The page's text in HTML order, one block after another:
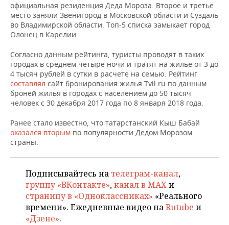
ОТКРЫТАЯ ЛЕКЦИЯ
БАСКЕТБОЛ
ВОЛЕЙБОЛ
КИБЕРСПОРТ
ФИГУРНОЕ КАТАНИЕ
ВОДНЫЕ ВИДЫ СПОРТА
ХОККЕЙ С МЯЧОМ
ИНФРАСТРУКТУРА
ИСТОРИЯ
КУЛЬТУРА
МЕДИЦИНА
ОБРАЗОВАНИЕ
ПРОИСШЕСТВИЯ
СПРАВОЧНИК
СПИСОК ПЕРСОН
СПИСОК КОМПАНИЙ
ПОЛНАЯ ВЕРСИЯ
официальная резиденция Деда Мороза. Второе и третье
место заняли Звенигород в Московской области и Суздаль
во Владимирской области. Топ-5 списка замыкает город
Олонец в Карелии.
Согласно данным рейтинга, туристы проводят в таких
городах в среднем четыре ночи и тратят на жилье от 3 до
4 тысяч рублей в сутки в расчете на семью. Рейтинг
составлял сайт бронирования жилья Tvil.ru по данным
броней жилья в городах с населением до 50 тысяч
человек с 30 декабря 2017 года по 8 января 2018 года.
Ранее стало известно, что татарстанский Кыш Бабай
оказался вторым по популярности Дедом Морозом
страны.
Подписывайтесь на телеграм-канал,
группу «ВКонтакте»,канал в MAXи
страницу в «Одноклассниках» «Реального
времени». Ежедневные видео наRutube и
«Дзене».